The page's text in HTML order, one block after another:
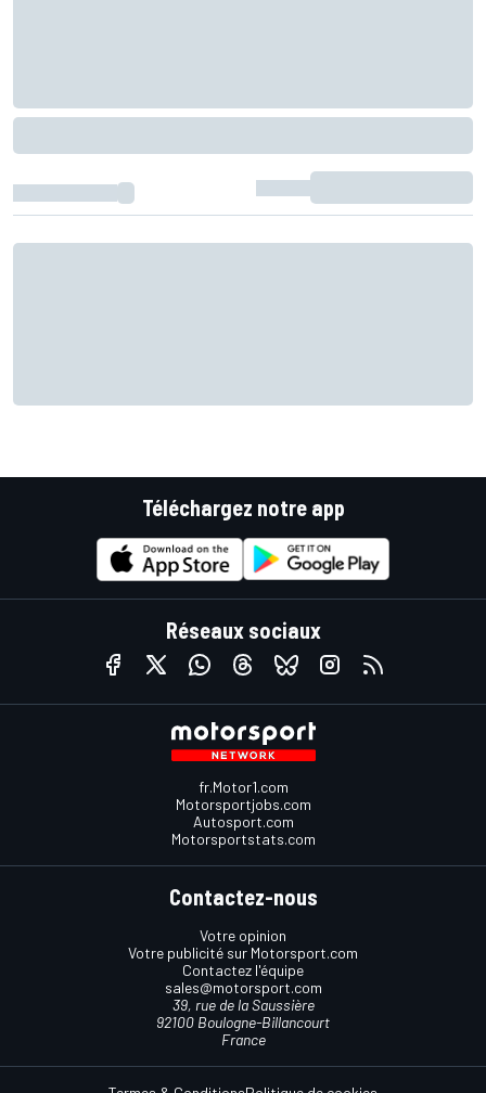
Téléchargez notre app
Réseaux sociaux
fr.Motor1.com
Motorsportjobs.com
Autosport.com
Motorsportstats.com
Contactez-nous
Votre opinion
Votre publicité sur Motorsport.com
Contactez l'équipe
sales@motorsport.com
39, rue de la Saussière
92100 Boulogne-Billancourt
France